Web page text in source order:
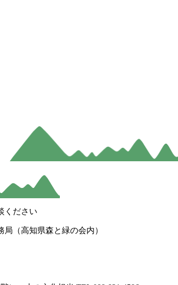
ください
（高知県森と緑の会内）